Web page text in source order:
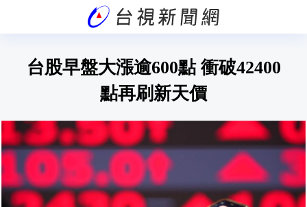
台股早盤大漲逾600點 衝破42400
點再刷新天價